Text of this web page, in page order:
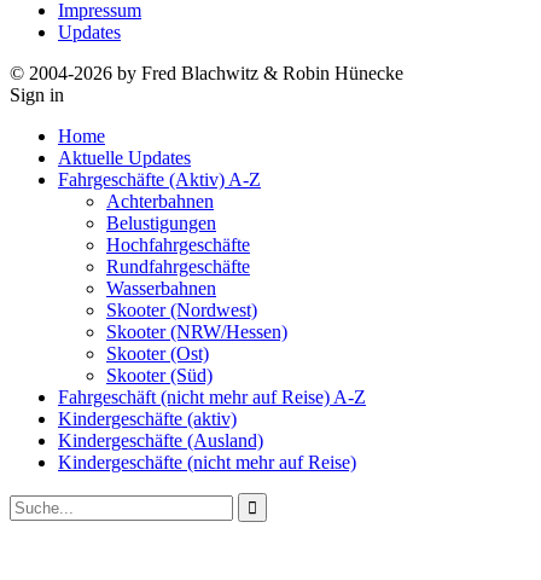
Impressum
Updates
© 2004-2026 by Fred Blachwitz & Robin Hünecke
Sign in
Home
Aktuelle Updates
Fahrgeschäfte (Aktiv) A-Z
Achterbahnen
Belustigungen
Hochfahrgeschäfte
Rundfahrgeschäfte
Wasserbahnen
Skooter (Nordwest)
Skooter (NRW/Hessen)
Skooter (Ost)
Skooter (Süd)
Fahrgeschäft (nicht mehr auf Reise) A-Z
Kindergeschäfte (aktiv)
Kindergeschäfte (Ausland)
Kindergeschäfte (nicht mehr auf Reise)